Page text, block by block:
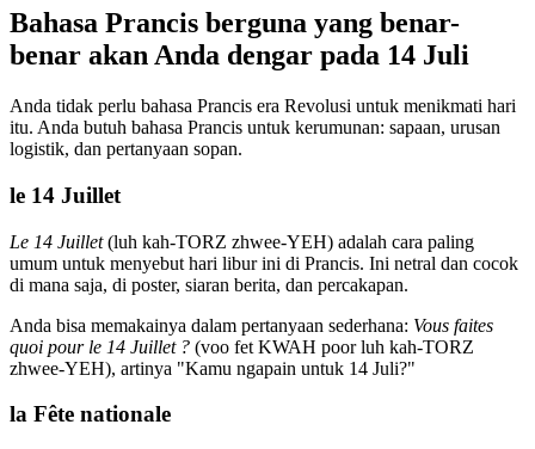
Bahasa Prancis berguna yang benar-
benar akan Anda dengar pada 14 Juli
Anda tidak perlu bahasa Prancis era Revolusi untuk menikmati hari
itu. Anda butuh bahasa Prancis untuk kerumunan: sapaan, urusan
logistik, dan pertanyaan sopan.
le 14 Juillet
Le 14 Juillet(luh kah-TORZ zhwee-YEH) adalah cara paling
umum untuk menyebut hari libur ini di Prancis. Ini netral dan cocok
di mana saja, di poster, siaran berita, dan percakapan.
Anda bisa memakainya dalam pertanyaan sederhana: Vous faites
quoi pour le 14 Juillet ? (voo fet KWAH poor luh kah-TORZ
zhwee-YEH), artinya "Kamu ngapain untuk 14 Juli?"
la Fête nationale